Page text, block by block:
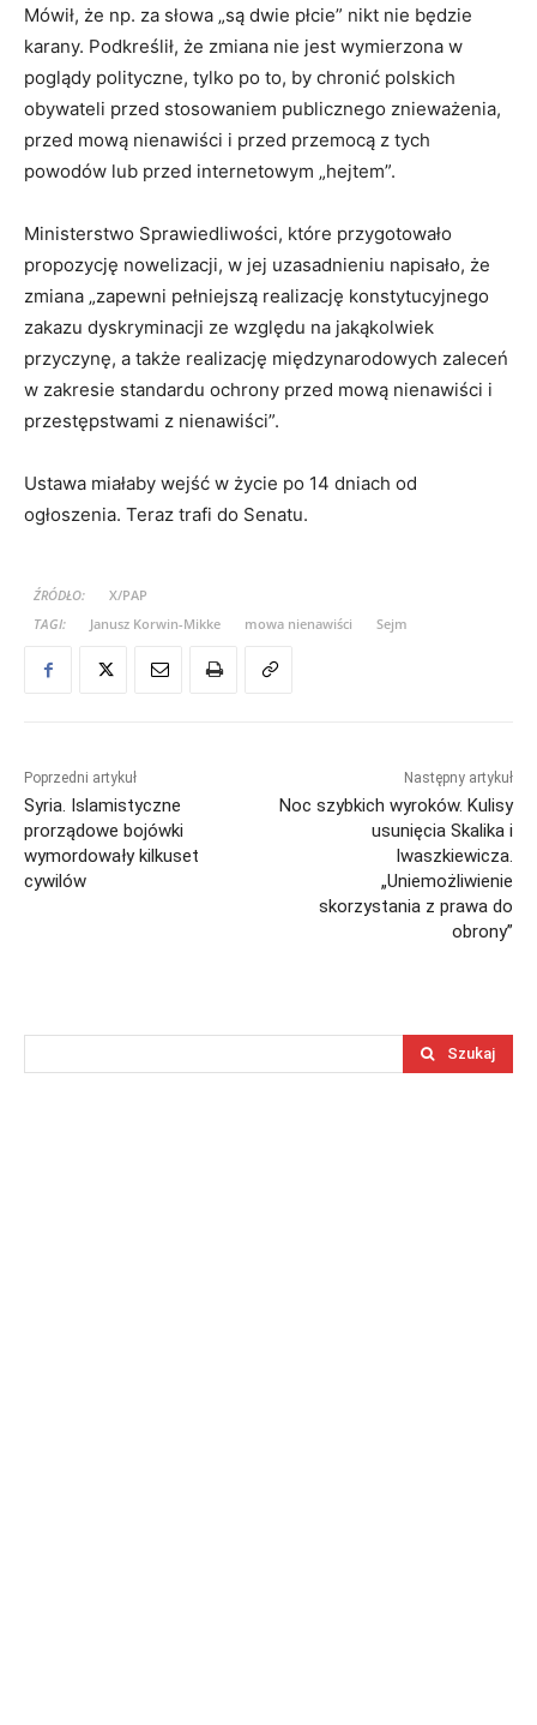
Mówił, że np. za słowa „są dwie płcie” nikt nie będzie
karany. Podkreślił, że zmiana nie jest wymierzona w
poglądy polityczne, tylko po to, by chronić polskich
obywateli przed stosowaniem publicznego znieważenia,
przed mową nienawiści i przed przemocą z tych
powodów lub przed internetowym „hejtem”.
Ministerstwo Sprawiedliwości, które przygotowało
propozycję nowelizacji, w jej uzasadnieniu napisało, że
zmiana „zapewni pełniejszą realizację konstytucyjnego
zakazu dyskryminacji ze względu na jakąkolwiek
przyczynę, a także realizację międzynarodowych zaleceń
w zakresie standardu ochrony przed mową nienawiści i
przestępstwami z nienawiści”.
Ustawa miałaby wejść w życie po 14 dniach od
ogłoszenia. Teraz trafi do Senatu.
ŹRÓDŁO:
X/PAP
TAGI:
Janusz Korwin-Mikke mowa nienawiści Sejm
Poprzedni artykuł
Syria. Islamistyczne
prorządowe bojówki
wymordowały kilkuset
cywilów
Następny artykuł
Noc szybkich wyroków. Kulisy
usunięcia Skalika i
Iwaszkiewicza.
„Uniemożliwienie
skorzystania z prawa do
obrony”
Szukaj